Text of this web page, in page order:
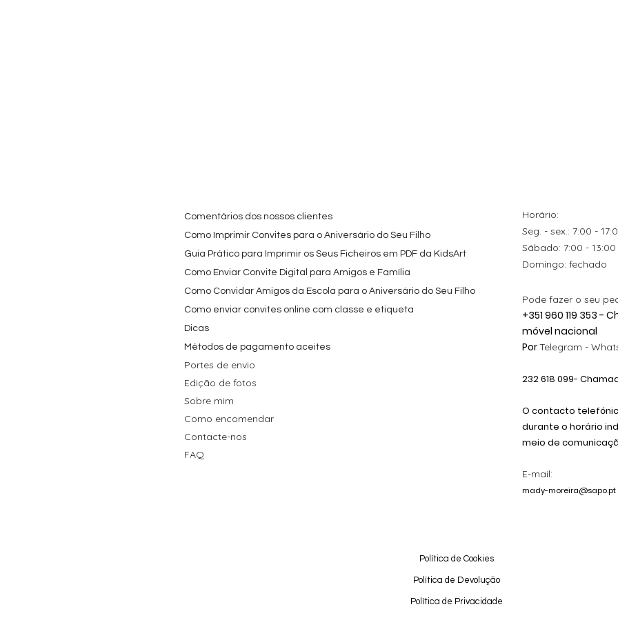
Comentários dos nossos clientes
Como Imprimir Convites para o Aniversário do Seu Filho
Guia Prático para Imprimir os Seus Ficheiros em PDF da KidsArt
Como Enviar Convite Digital para Amigos e Família
Como Convidar Amigos da Escola para o Aniversário do Seu Filho
Como enviar convites online com classe e etiqueta
Dicas
Métodos de pagamento aceites
Portes de envio
Edição de fotos
Sobre mim
Como encomendar
Contacte-nos
FAQ
Horário:
Seg. - sex.: 7:00 -
​​Sábado: 7:00 - 13:00
​Domingo: fechado
Pode fazer o seu
+351 960 119 353 -
móvel nacional
PorTelegram -
232 618 099-
O contacto
durante o horário
meio de
E-mail:
mady-moreira@sapo.pt
Política de Cookies
Política de Devolução
Política de Privacidade